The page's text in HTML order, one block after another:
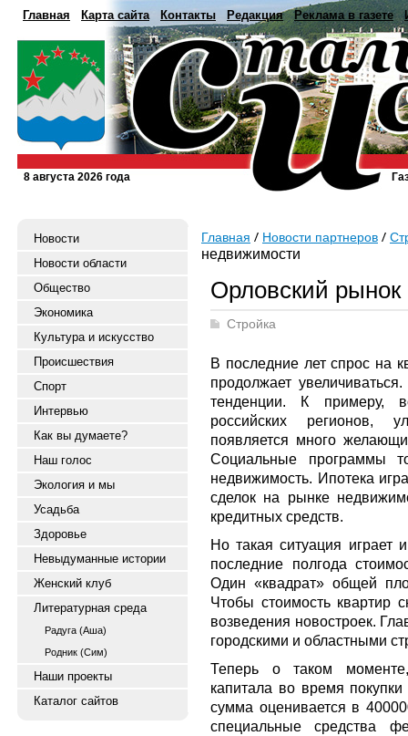
Главная Карта сайта Контакты Редакция Реклама в газете
8 августа 2026 года
Новости
Новости области
Общество
Экономика
Культура и искусство
Происшествия
Спорт
Интервью
Как вы думаете?
Наш голос
Экология и мы
Усадьба
Здоровье
Невыдуманные истории
Женский клуб
Литературная среда
Радуга (Аша)
Родник (Сим)
Наши проекты
Каталог сайтов
Главная Новости партнеров
недвижимости
Орловский
Стройка
В последние лет спрос на
продолжает
тенденции. К примеру,
российских регионов,
появляется много
Социальные программы
недвижимость. Ипотека
сделок на рынке
кредитных средств.
Но такая ситуация
последние полгода
Один «квадрат» общей
Чтобы стоимость квартир
возведения новостроек.
городскими и областными
Теперь о таком моменте,
капитала во время
сумма оценивается в
специальные средства